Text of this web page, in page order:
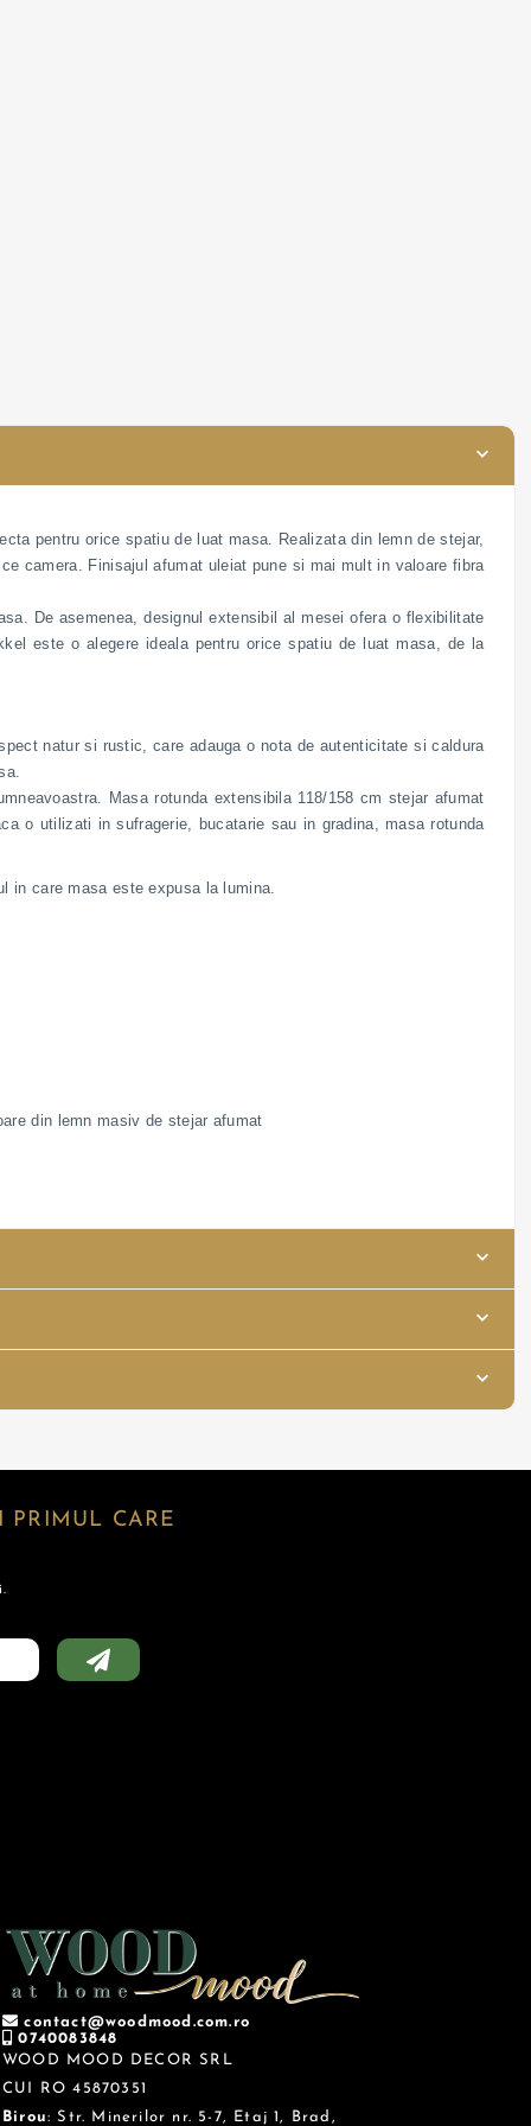
pentru orice spatiu de luat masa. Realizata din lemn de stejar,
camera. Finisajul afumat uleiat pune si mai mult in valoare fibra
De asemenea, designul extensibil al mesei ofera o flexibilitate
este o alegere ideala pentru orice spatiu de luat masa, de la
natur si rustic, care adauga o nota de autenticitate si caldura
Masa rotunda extensibila 118/158 cm stejar afumat
o utilizati in sufragerie, bucatarie sau in gradina, masa rotunda
in care masa este expusa la lumina.
din lemn masiv de stejar afumat
PRIMUL CARE
contact@woodmood.com.ro
0740083848
WOOD MOOD DECOR SRL
CUI RO 45870351
Birou: Str. Minerilor nr. 5-7, Etaj 1, Brad,